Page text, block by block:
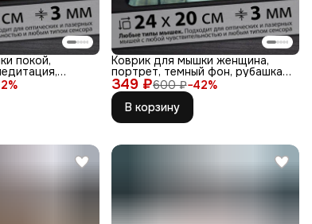
%
покой,
349 ₽600 ₽−42%
Коврик для мышки женщина,
портрет, темный фон, рубашка,
воло
В корзину